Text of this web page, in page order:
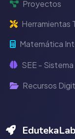
Proyectos
Herramientas
Matemática
SEE -
Recursos
EdutekaLab